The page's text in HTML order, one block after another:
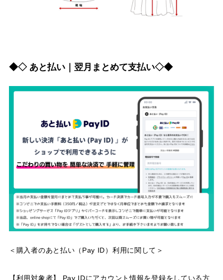
◆◇ あと払い｜翌月まとめて支払い◇◆
＜購入者のあと払い（Pay ID）利用に関して＞
【利用対象者】 Pay IDにアカウント情報を登録をしている方